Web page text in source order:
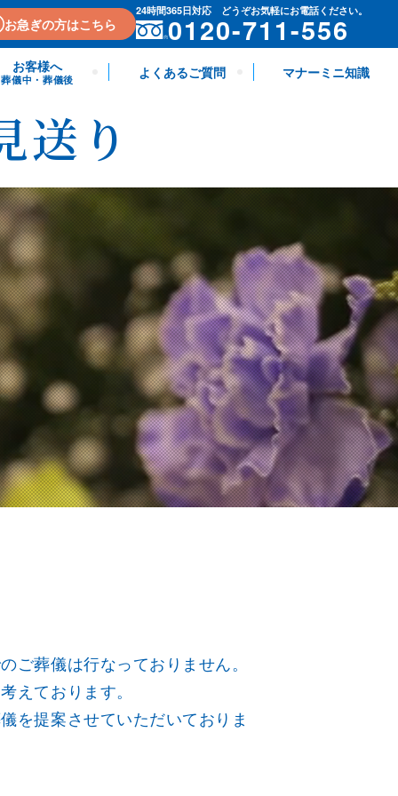
お急ぎの方はこちら
24時間365日対応 どうぞお気軽にお電話ください。
0120-711-556
お客様へ
葬儀中・葬儀後 よくあるご質問 マナーミニ知識
送り
ご葬儀は行なっておりません。
えております。
を提案させていただいておりま